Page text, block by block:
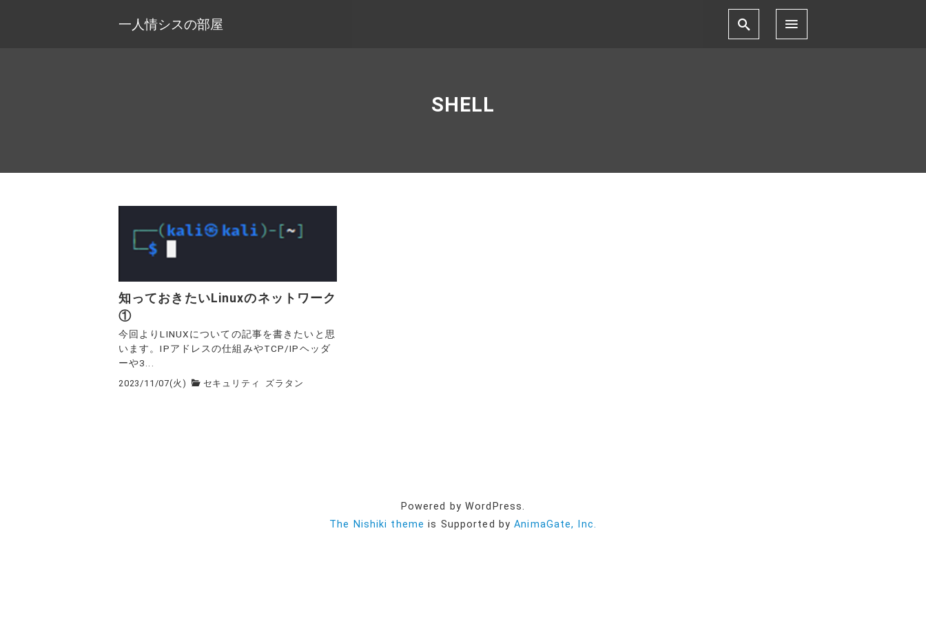
一人情シスの部屋
SHELL
知っておきたいLinuxのネットワーク
①
今回よりLINUXについての記事を書きたいと思
います。IPアドレスの仕組みやTCP/IPヘッダ
ーや3...
2023/11/07(火) セキュリティ ズラタン
Powered by WordPress.
The Nishiki theme is Supported byAnimaGate, Inc.